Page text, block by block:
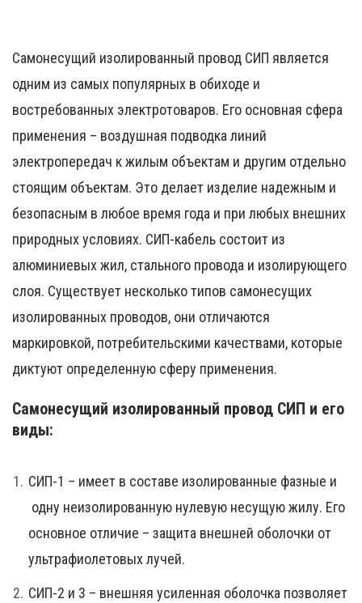
Самонесущий изолированный провод СИП является
одним из самых популярных в обиходе и
востребованных электротоваров. Его основная сфера
применения – воздушная подводка линий
электропередач к жилым объектам и другим отдельно
стоящим объектам. Это делает изделие надежным и
безопасным в любое время года и при любых внешних
природных условиях. СИП-кабель состоит из
алюминиевых жил, стального провода и изолирующего
слоя. Существует несколько типов самонесущих
изолированных проводов, они отличаются
маркировкой, потребительскими качествами, которые
диктуют определенную сферу применения.
Самонесущий изолированный провод СИП и его
виды:
СИП-1 – имеет в составе изолированные фазные и
одну неизолированную нулевую несущую жилу. Его
основное отличие – защита внешней оболочки от
ультрафиолетовых лучей.
СИП-2 и 3 – внешняя усиленная оболочка позволяет